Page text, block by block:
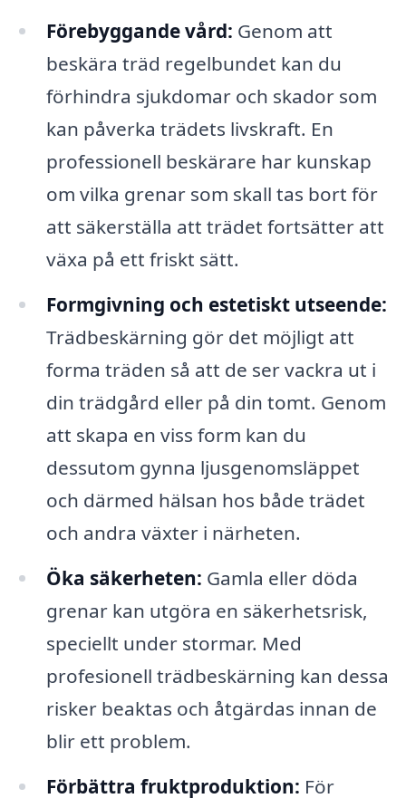
Förebyggande vård: Genom att
beskära träd regelbundet kan du
förhindra sjukdomar och skador som
kan påverka trädets livskraft. En
professionell beskärare har kunskap
om vilka grenar som skall tas bort för
att säkerställa att trädet fortsätter att
växa på ett friskt sätt.
Formgivning och estetiskt utseende:
Trädbeskärning gör det möjligt att
forma träden så att de ser vackra ut i
din trädgård eller på din tomt. Genom
att skapa en viss form kan du
dessutom gynna ljusgenomsläppet
och därmed hälsan hos både trädet
och andra växter i närheten.
Öka säkerheten: Gamla eller döda
grenar kan utgöra en säkerhetsrisk,
speciellt under stormar. Med
profesionell trädbeskärning kan dessa
risker beaktas och åtgärdas innan de
blir ett problem.
Förbättra fruktproduktion: För